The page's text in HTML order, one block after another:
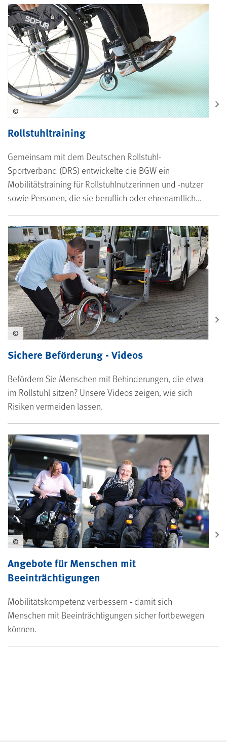
Rollstuhltraining
Gemeinsam mit dem Deutschen Rollstuhl-
Sportverband (DRS) entwickelte die BGW ein
Mobilitätstraining für Rollstuhlnutzerinnen und -nutzer
sowie Personen, die sie beruflich oder ehrenamtlich...
©
Sichere Beförderung - Videos
Befördern Sie Menschen mit Behinderungen, die etwa
im Rollstuhl sitzen? Unsere Videos zeigen, wie sich
Risiken vermeiden lassen.
©
Angebote für Menschen mit
Beeinträchtigungen
Mobilitätskompetenz verbessern - damit sich
Menschen mit Beeinträchtigungen sicher fortbewegen
können.
©